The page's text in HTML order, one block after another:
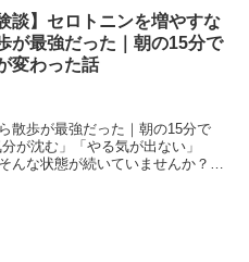
談】セロトニンを増やすな
が最強だった｜朝の15分で
変わった話
散歩が最強だった｜朝の15分で
が沈む」「やる気が出ない」
んな状態が続いていませんか？